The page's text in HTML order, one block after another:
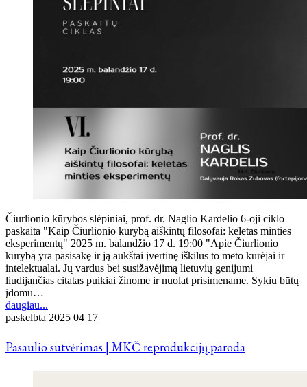
Čiurlionio kūrybos slėpiniai, prof. dr. Naglio Kardelio 6-oji ciklo
paskaita "Kaip Čiurlionio kūrybą aiškintų filosofai: keletas minties
eksperimentų" 2025 m. balandžio 17 d. 19:00 "Apie Čiurlionio
kūrybą yra pasisakę ir ją aukštai įvertinę iškilūs to meto kūrėjai ir
intelektualai. Jų vardus bei susižavėjimą lietuvių genijumi
liudijančias citatas puikiai žinome ir nuolat prisimename. Sykiu būtų
įdomu…
daugiau...
paskelbta 2025 04 17
Pasaulio sutvėrimas | MKČ reprodukcijų paroda